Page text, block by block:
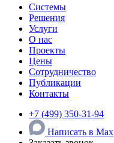
Системы
Решения
Услуги
О нас
Проекты
Цены
Сотрудничество
Публикации
Контакты
+7 (499) 350-31-94
Написать в Max